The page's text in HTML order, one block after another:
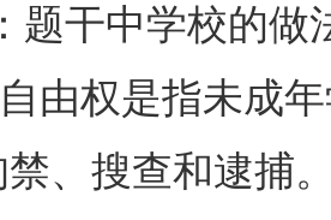
题干中学校的做
由权是指未成
、搜查和逮捕